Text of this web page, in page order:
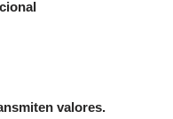
valores.